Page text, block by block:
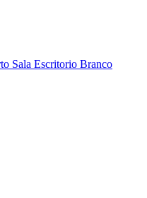
Sala Escritorio Branco